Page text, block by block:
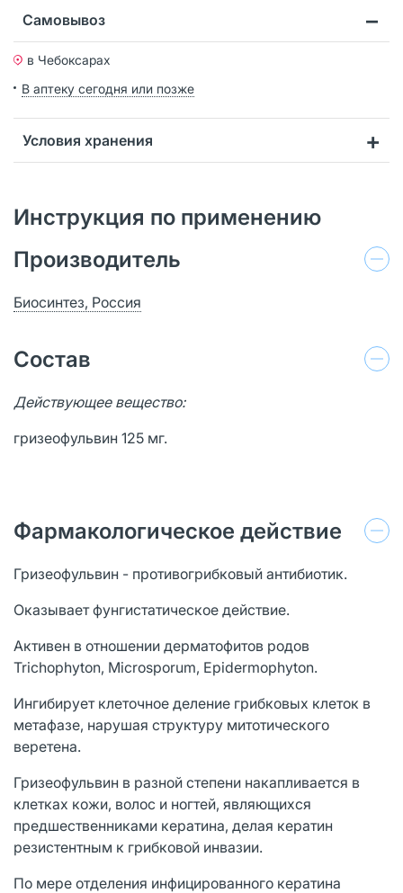
Самовывоз
в Чебоксарах
В аптеку сегодня или позже
Условия хранения
Инструкция по применению
Производитель
Биосинтез, Россия
Состав
Действующее вещество:
гризеофульвин 125 мг.
Фармакологическое действие
Гризеофульвин - противогрибковый антибиотик.
Оказывает фунгистатическое действие.
Активен в отношении дерматофитов родов
Trichophyton, Microsporum, Epidermophyton.
Ингибирует клеточное деление грибковых клеток в
метафазе, нарушая структуру митотического
веретена.
Гризеофульвин в разной степени накапливается в
клетках кожи, волос и ногтей, являющихся
предшественниками кератина, делая кератин
резистентным к грибковой инвазии.
По мере отделения инфицированного кератина